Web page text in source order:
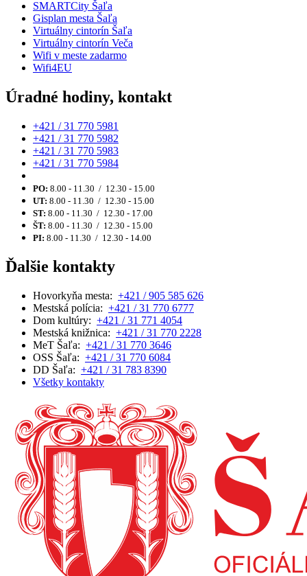
SMARTCity Šaľa
Gisplan mesta Šaľa
Virtuálny cintorín Šaľa
Virtuálny cintorín Veča
Wifi v meste zadarmo
Wifi4EU
Úradné hodiny, kontakt
+421 / 31 770 5981
+421 / 31 770 5982
+421 / 31 770 5983
+421 / 31 770 5984
PO: 8.00 - 11.30 / 12.30 - 15.00
UT: 8.00 - 11.30 / 12.30 - 15.00
ST: 8.00 - 11.30 / 12.30 - 17.00
ŠT: 8.00 - 11.30 / 12.30 - 15.00
PI: 8.00 - 11.30 / 12.30 - 14.00
Ďalšie kontakty
Hovorkyňa mesta: +421 / 905 585 626
Mestská polícia: +421 / 31 770 6777
Dom kultúry: +421 / 31 771 4054
Mestská knižnica: +421 / 31 770 2228
MeT Šaľa: +421 / 31 770 3646
OSS Šaľa: +421 / 31 770 6084
DD Šaľa: +421 / 31 783 8390
Všetky kontakty